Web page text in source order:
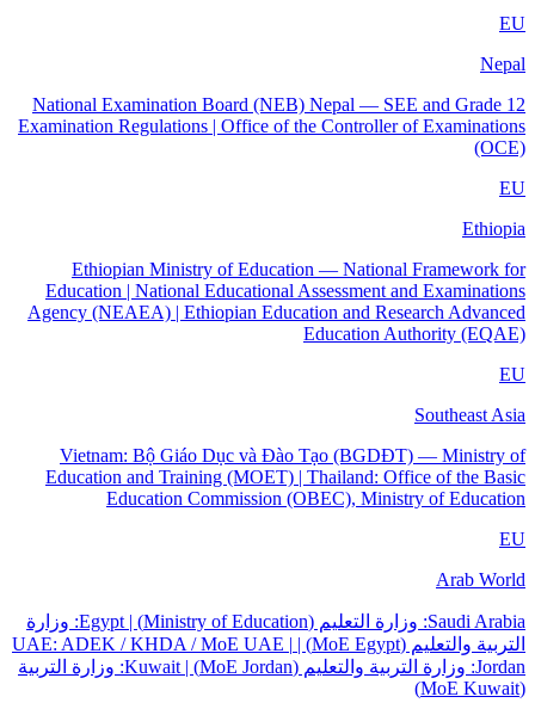
EU
Nepal
National Examination Board (NEB) Nepal — SEE and Grade 12
Examination Regulations | Office of the Controller of Examinations
(OCE)
EU
Ethiopia
Ethiopian Ministry of Education — National Framework for
Education | National Educational Assessment and Examinations
Agency (NEAEA) | Ethiopian Education and Research Advanced
Education Authority (EQAE)
EU
Southeast Asia
Vietnam: Bộ Giáo Dục và Đào Tạo (BGDĐT) — Ministry of
Education and Training (MOET) | Thailand: Office of the Basic
Education Commission (OBEC), Ministry of Education
EU
Arab World
Saudi Arabia: وزارة التعليم (Ministry of Education) | Egypt: وزارة
التربية والتعليم (MoE Egypt) | UAE: ADEK / KHDA / MoE UAE |
Jordan: وزارة التربية والتعليم (MoE Jordan) | Kuwait: وزارة التربية
(MoE Kuwait)